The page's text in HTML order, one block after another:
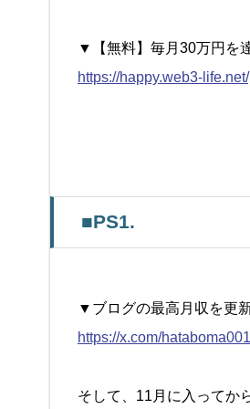
▼【無料】毎月30万円を
https://happy.web3-
■PS1.
▼ブログの最高月収を更
https://x.com/
そして、11月に入ってか